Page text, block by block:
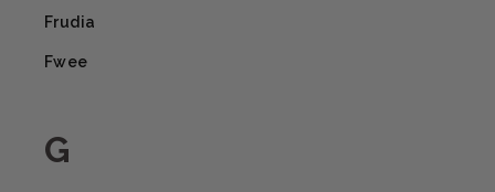
Frudia
Fwee
G